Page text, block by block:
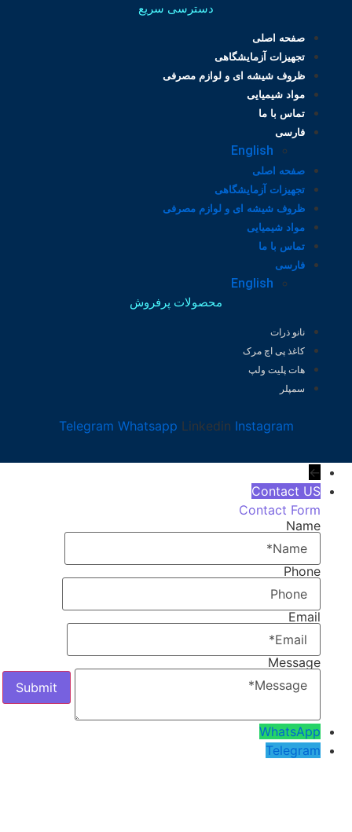
دسترسی سریع
صفحه اصلی
تجهیزات آزمایشگاهی
ظروف شیشه ای و لوازم مصرفی
مواد شیمیایی
تماس با ما
فارسی
English
صفحه اصلی
تجهیزات آزمایشگاهی
ظروف شیشه ای و لوازم مصرفی
مواد شیمیایی
تماس با ما
فارسی
English
محصولات پرفروش
نانو ذرات
کاغذ پی اچ مرک
هات پلیت ولپ
سمپلر
Telegram Whatsapp Linkedin Instagram
←
Contact US
Contact Form
Name
Phone
Email
Message
WhatsApp
Telegram